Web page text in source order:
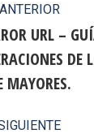
ANTERIOR
Publicación
anterior:
URL –
DE
MAYORES.